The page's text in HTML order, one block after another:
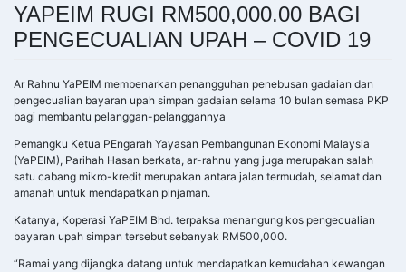
YAPEIM RUGI RM500,000.00 BAGI
PENGECUALIAN UPAH – COVID 19
Ar Rahnu YaPEIM membenarkan penangguhan penebusan gadaian dan
pengecualian bayaran upah simpan gadaian selama 10 bulan semasa PKP
bagi membantu pelanggan-pelanggannya
Pemangku Ketua PEngarah Yayasan Pembangunan Ekonomi Malaysia
(YaPEIM), Parihah Hasan berkata, ar-rahnu yang juga merupakan salah
satu cabang mikro-kredit merupakan antara jalan termudah, selamat dan
amanah untuk mendapatkan pinjaman.
Katanya, Koperasi YaPEIM Bhd. terpaksa menangung kos pengecualian
bayaran upah simpan tersebut sebanyak RM500,000.
“Ramai yang dijangka datang untuk mendapatkan kemudahan kewangan